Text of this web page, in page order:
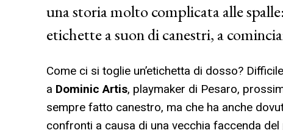
una storia molto complicata alle
etichette a suon di canestri, a
Come ci si toglie un’etichetta di dosso?
a Dominic Artis, playmaker di Pesaro,
sempre fatto canestro, ma che ha anche
confronti a causa di una vecchia faccenda del